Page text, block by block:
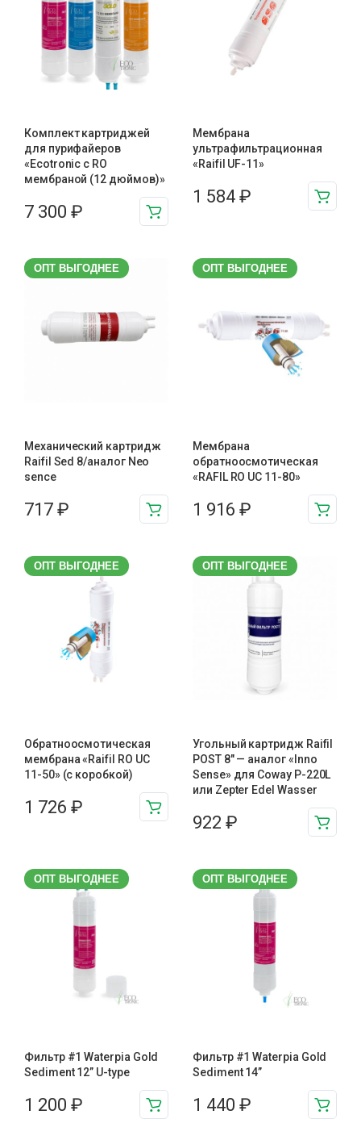
Комплект картриджей
для пурифайеров
«Ecotronic с RO
мембраной (12 дюймов)»
7 300 ₽
Мембрана
ультрафильтрационная
«Raifil UF-11»
1 584 ₽
ОПТ ВЫГОДНЕЕ
Механический картридж
Raifil Sed 8/аналог Neo
sence
717 ₽
ОПТ ВЫГОДНЕЕ
Мембрана
обратноосмотическая
«RAFIL RO UC 11-80»
1 916 ₽
ОПТ ВЫГОДНЕЕ
Обратноосмотическая
мембрана «Raifil RO UC
11-50» (с коробкой)
1 726 ₽
ОПТ ВЫГОДНЕЕ
Угольный картридж Raifil
POST 8″ — аналог «Inno
Sense» для Coway P-220L
или Zepter Edel Wasser
922 ₽
ОПТ ВЫГОДНЕЕ
Фильтр #1 Waterpia Gold
Sediment 12” U-type
1 200 ₽
ОПТ ВЫГОДНЕЕ
Фильтр #1 Waterpia Gold
Sediment 14”
1 440 ₽